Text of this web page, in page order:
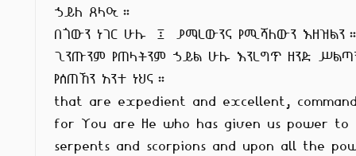
ኃይለ ጸላዒ።
በጎውን ነገር ሁሉ ፤ ያማረውንና የሚሻለውን
ጊንጡንም የጠላትንም ኃይል ሁሉ እንረግጥ ዘንድ
የሰጠኸን አንተ ነህና።
that are expedient and excellent,
for You are He who has given us power to
serpents and scorpions and upon all the